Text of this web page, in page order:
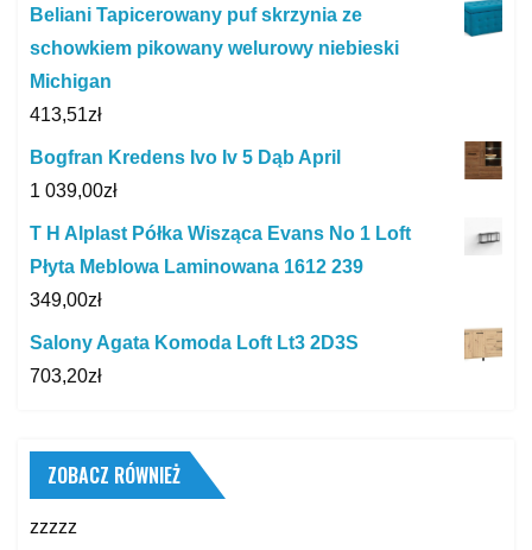
Beliani Tapicerowany puf skrzynia ze
schowkiem pikowany welurowy niebieski
Michigan
413,51zł
Bogfran Kredens Ivo Iv 5 Dąb April
1 039,00zł
T H Alplast Półka Wisząca Evans No 1 Loft
Płyta Meblowa Laminowana 1612 239
349,00zł
Salony Agata Komoda Loft Lt3 2D3S
703,20zł
ZOBACZ RÓWNIEŻ
zzzzz